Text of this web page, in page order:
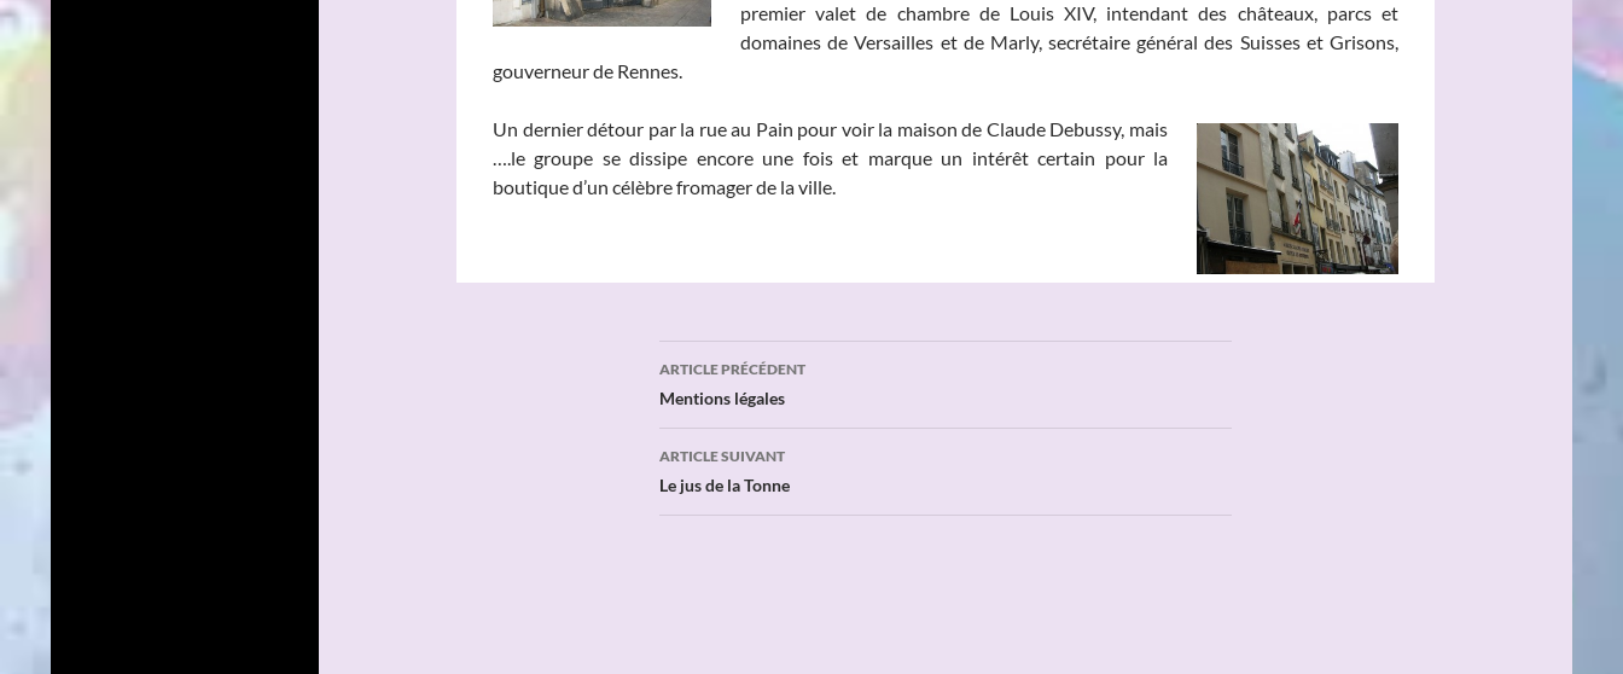
premier valet de chambre de Louis XIV, intendant des châteaux, parcs et
domaines de Versailles et de Marly, secrétaire général des Suisses et Grisons,
gouverneur de Rennes.
Un dernier détour par la rue au Pain pour voir la maison de Claude Debussy, mais
….le groupe se dissipe encore une fois et marque un intérêt certain pour la
boutique d’un célèbre fromager de la ville.
Navigation
des
articles
ARTICLE PRÉCÉDENT
Mentions légales
ARTICLE SUIVANT
Le jus de la Tonne